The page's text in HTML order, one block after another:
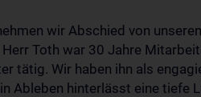
wir Abschied von
Toth war 30 Jahre
tätig. Wir haben ihn als
Ableben hinterlässt eine tiefe